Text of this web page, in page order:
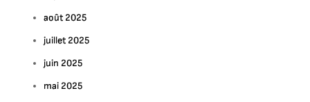
août 2025
juillet 2025
juin 2025
mai 2025